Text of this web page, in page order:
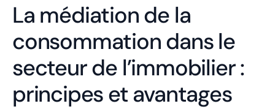
La médiation de la
consommation dans le
secteur de l’immobilier :
principes et avantages